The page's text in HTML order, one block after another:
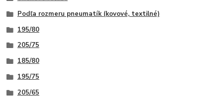
Podľa rozmeru pneumatík (kovové, textilné)
195/80
205/75
185/80
195/75
205/65